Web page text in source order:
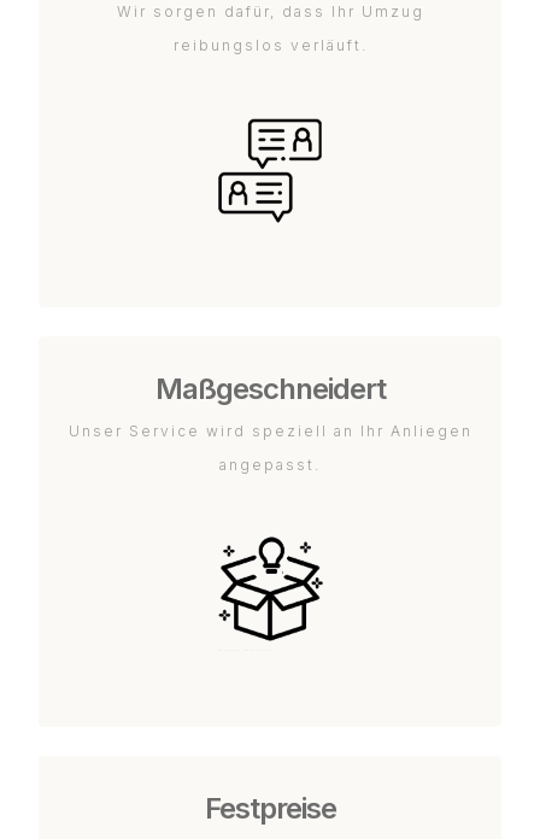
Wir sorgen dafür, dass Ihr Umzug
reibungslos verläuft.
Maßgeschneidert
Unser Service wird speziell an Ihr Anliegen
angepasst.
Festpreise